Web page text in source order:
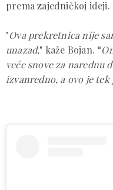
prema zajedničkoj ideji.
"Ova prekretnica nije
unazad," kaže Bojan. “
veće snove za narednu
izvanredno, a ovo je tek